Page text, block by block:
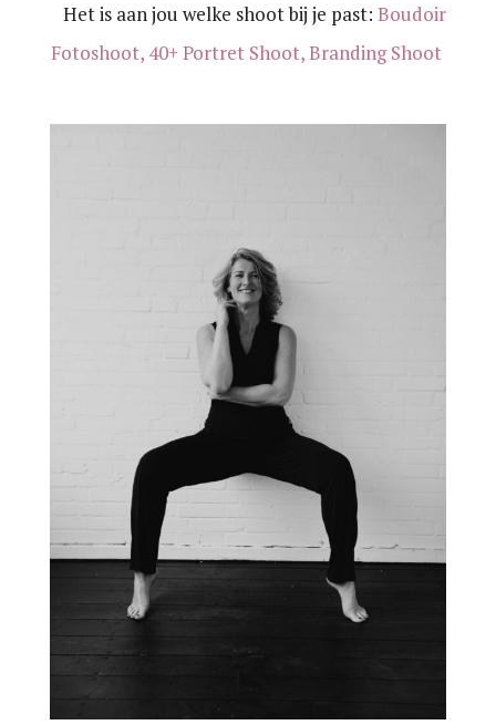
Het is aan jou welke shoot bij je past:Boudoir
Fotoshoot, 40+ Portret Shoot,Branding Shoot